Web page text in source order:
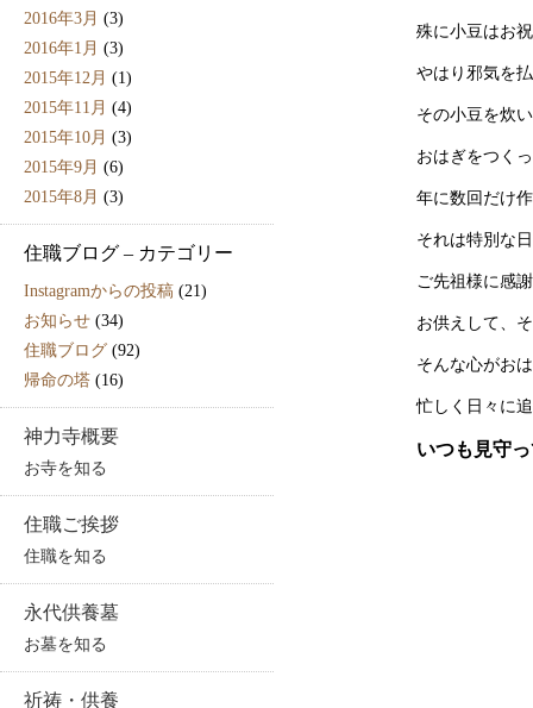
2016年3月 (3)
2016年1月 (3)
2015年12月 (1)
2015年11月 (4)
2015年10月 (3)
2015年9月 (6)
2015年8月 (3)
住職ブログ – カテゴリー
Instagramからの投稿 (21)
お知らせ (34)
住職ブログ (92)
帰命の塔 (16)
神力寺概要
お寺を知る
住職ご挨拶
住職を知る
永代供養墓
お墓を知る
祈祷・供養
殊に小豆はお
やはり邪気を
その小豆を炊
おはぎをつく
年に数回だけ
それは特別な
ご先祖様に感
お供えして、
そんな心がお
忙しく日々に
いつも見守